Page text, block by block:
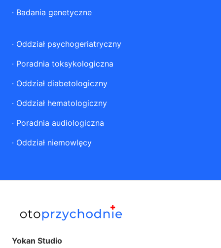
· Badania genetyczne
· Oddział psychogeriatryczny
· Poradnia toksykologiczna
· Oddział diabetologiczny
· Oddział hematologiczny
· Poradnia audiologiczna
· Oddział niemowlęcy
Yokan Studio